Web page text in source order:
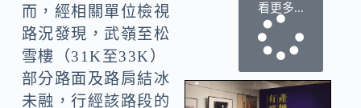
而，經相關單位檢視
路況發現，武嶺至松
雪樓（31K至33K）
部分路面及路肩結冰
未融，行經該路段的
看更多...